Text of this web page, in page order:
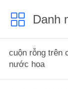
YÊU
CẦU
BÁO
GIÁ
Danh
cuộn rỗng trên
nước hoa